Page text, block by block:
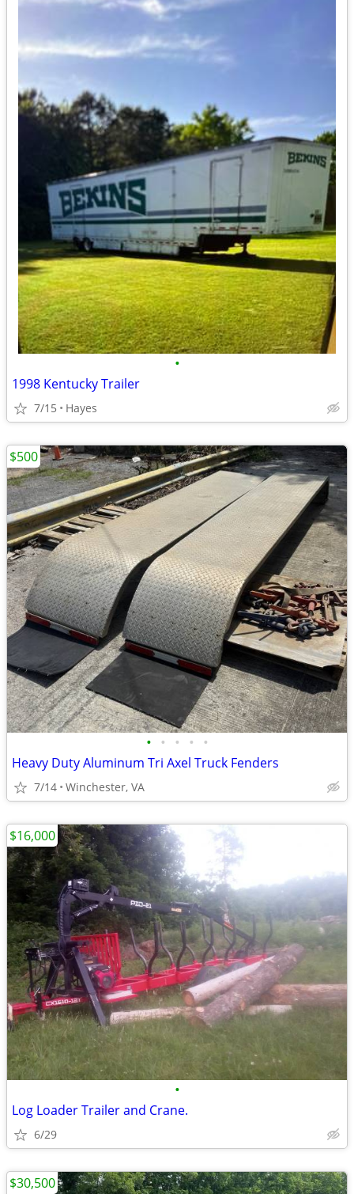
•
1998 Kentucky Trailer
7/15 Hayes
• • • • •
Heavy Duty Aluminum Tri Axel Truck Fenders
7/14 Winchester, VA
$500
•
Log Loader Trailer and Crane.
6/29
$16,000
$30,500